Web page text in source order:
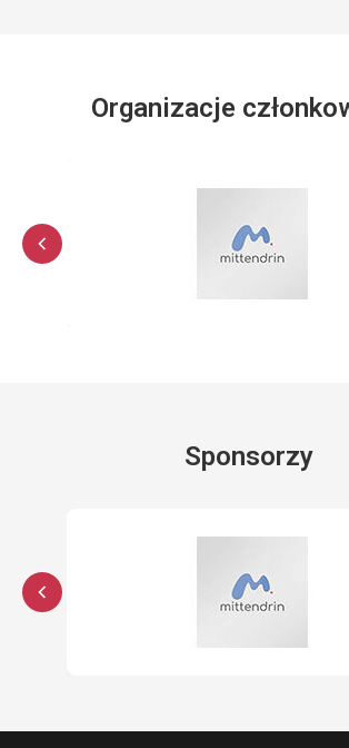
Organizacje
Sponsorzy